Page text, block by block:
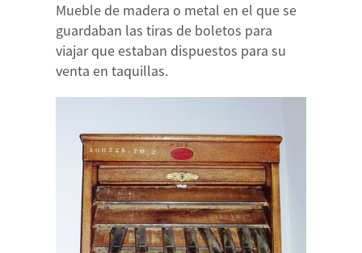
Mueble de madera o metal en el que se
guardaban las tiras de boletos para
viajar que estaban dispuestos para su
venta en taquillas.